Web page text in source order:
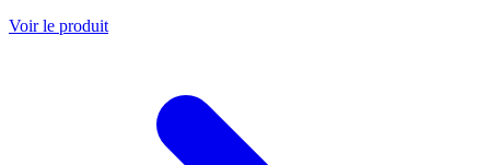
Voir le produit